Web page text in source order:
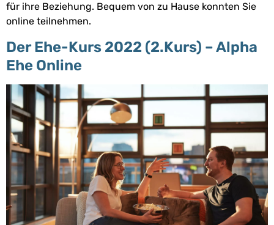
für ihre Beziehung. Bequem von zu Hause konnten Sie
online teilnehmen.
Der Ehe-Kurs 2022 (2.Kurs) – Alpha
Ehe Online